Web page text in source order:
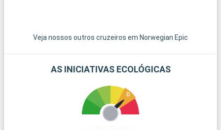
Veja nossos outros cruzeiros em Norwegian Epic
AS INICIATIVAS ECOLÓGICAS